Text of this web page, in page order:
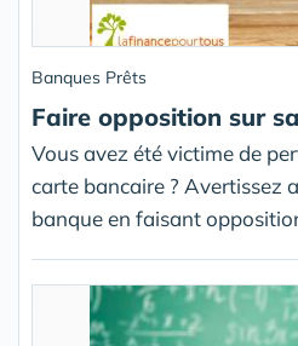
Banques Prêts
Faire opposition sur
Vous avez été victime de
carte bancaire ? Avertissez
banque en faisant